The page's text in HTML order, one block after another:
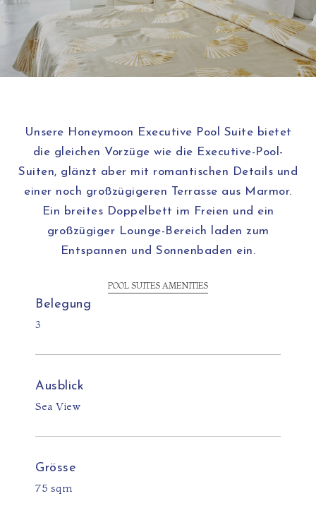
Unsere Honeymoon Executive Pool Suite bietet
die gleichen Vorzüge wie die Executive-Pool-
Suiten, glänzt aber mit romantischen Details und
einer noch großzügigeren Terrasse aus Marmor.
Ein breites Doppelbett im Freien und ein
großzügiger Lounge-Bereich laden zum
Entspannen und Sonnenbaden ein.
POOL SUITES AMENITIES
Belegung
3
Ausblick
Sea View
Grösse
75 sqm